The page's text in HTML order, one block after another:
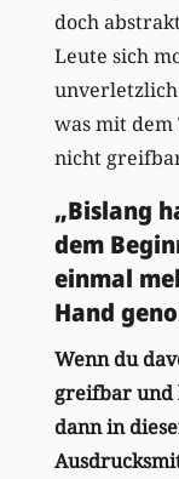
doch
Leute sich
unverletzlich
was mit
nicht
„Bislang
dem
einmal
Hand
Wenn du
greifbar und
dann in